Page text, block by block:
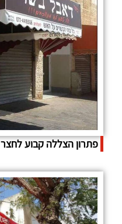
פתרון הצללה קבוע לחצר